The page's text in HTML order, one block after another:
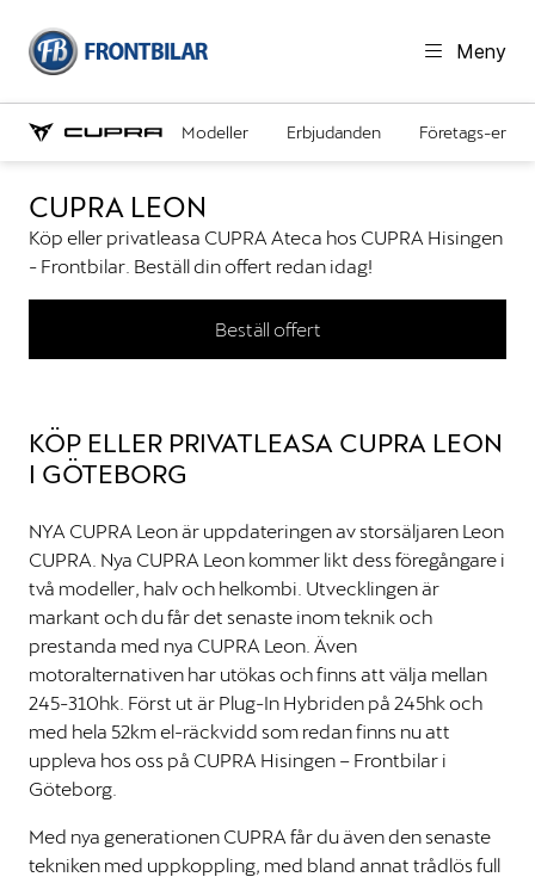
Meny
Modeller Erbjudanden Företags-
CUPRA LEON
Köp eller privatleasa CUPRA Ateca hos CUPRA Hisingen
- Frontbilar. Beställ din offert redan idag! ​
Beställ offert
KÖP ELLER PRIVATLEASA CUPRA LEON
I GÖTEBORG
NYA CUPRA Leon är uppdateringen av storsäljaren Leon
CUPRA. Nya CUPRA Leon kommer likt dess föregångare i
två modeller, halv och helkombi. Utvecklingen är
markant och du får det senaste inom teknik och
prestanda med nya CUPRA Leon. Även
motoralternativen har utökas och finns att välja mellan
245-310hk. Först ut är Plug-In Hybriden på 245hk och
med hela 52km el-räckvidd som redan finns nu att
uppleva hos oss på CUPRA Hisingen – Frontbilar i
Göteborg.
Med nya generationen CUPRA får du även den senaste
tekniken med uppkoppling, med bland annat trådlös full